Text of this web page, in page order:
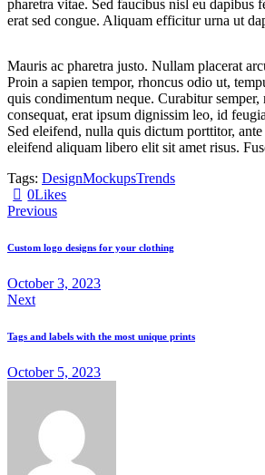
pharetra vitae. Sed faucibus nisl eu dapibus
erat sed congue. Aliquam efficitur urna ut
Mauris ac pharetra justo. Nullam placerat
Proin a sapien tempor, rhoncus odio ut,
quis condimentum neque. Curabitur semper,
consequat, erat ipsum dignissim leo, id
Sed eleifend, nulla quis dictum porttitor, ante
eleifend aliquam libero elit sit amet risus.
Tags: DesignMockupsTrends
0Likes
Previous
Custom logo designs for your clothing
October 3, 2023
Next
Tags and labels with the most unique prints
October 5, 2023